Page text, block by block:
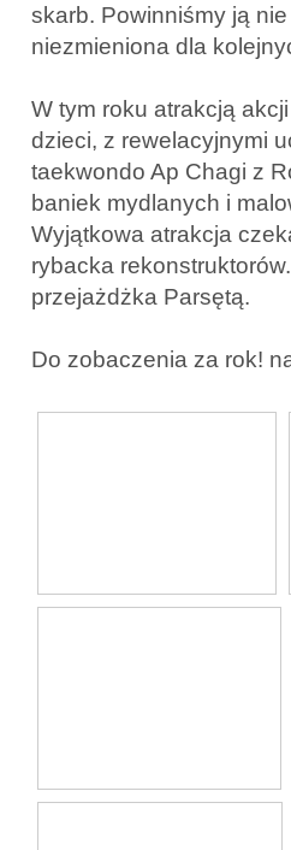
skarb. Powinniśmy ją
niezmieniona dla
W tym roku atrakcją
dzieci, z rewelacyjnymi
taekwondo Ap Chagi z
baniek mydlanych i
Wyjątkowa atrakcja
rybacka
przejażdżka Parsętą.
Do zobaczenia za rok!